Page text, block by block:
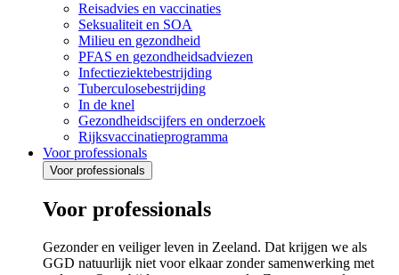
Reisadvies en vaccinaties
Seksualiteit en SOA
Milieu en gezondheid
PFAS en gezondheidsadviezen
Infectieziektebestrijding
Tuberculosebestrijding
In de knel
Gezondheidscijfers en onderzoek
Rijksvaccinatieprogramma
Voor professionals
Voor professionals
Voor professionals
Gezonder en veiliger leven in Zeeland. Dat krijgen we als
GGD natuurlijk niet voor elkaar zonder samenwerking met